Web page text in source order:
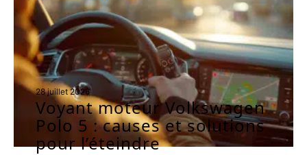
28 juillet 2026
Voyant moteur Volkswagen
Polo 5 : causes et solutions
pour l’éteindre